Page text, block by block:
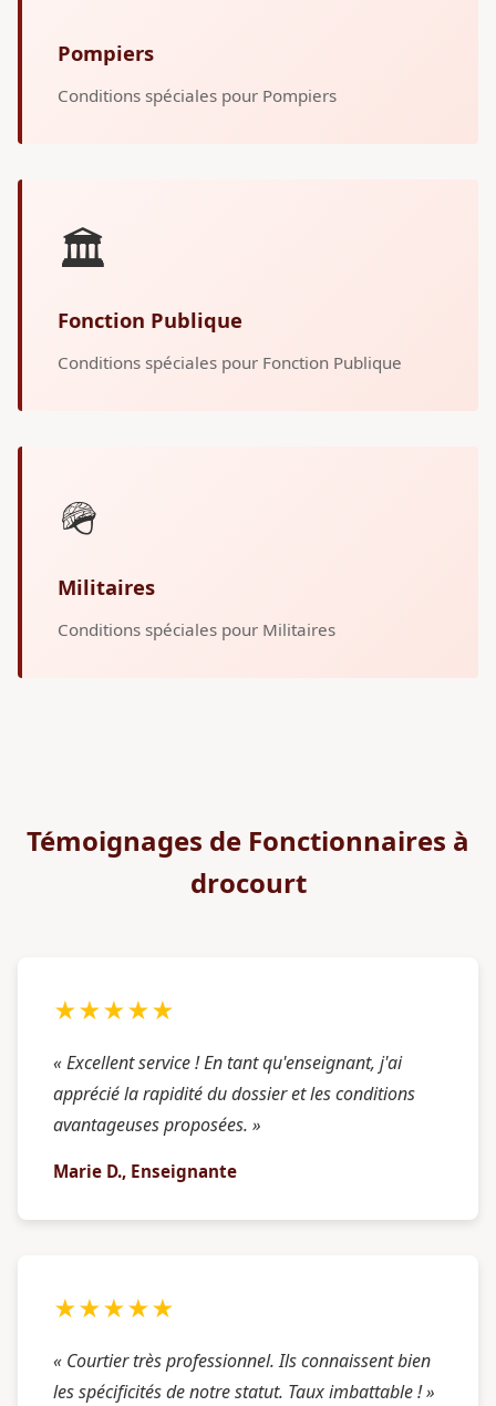
Pompiers
Conditions spéciales pour Pompiers
🏛️
Fonction Publique
Conditions spéciales pour Fonction Publique
🪖
Militaires
Conditions spéciales pour Militaires
Témoignages de Fonctionnaires à
drocourt
★★★★★
« Excellent service ! En tant qu'enseignant, j'ai
apprécié la rapidité du dossier et les conditions
avantageuses proposées. »
Marie D., Enseignante
★★★★★
« Courtier très professionnel. Ils connaissent bien
les spécificités de notre statut. Taux imbattable ! »